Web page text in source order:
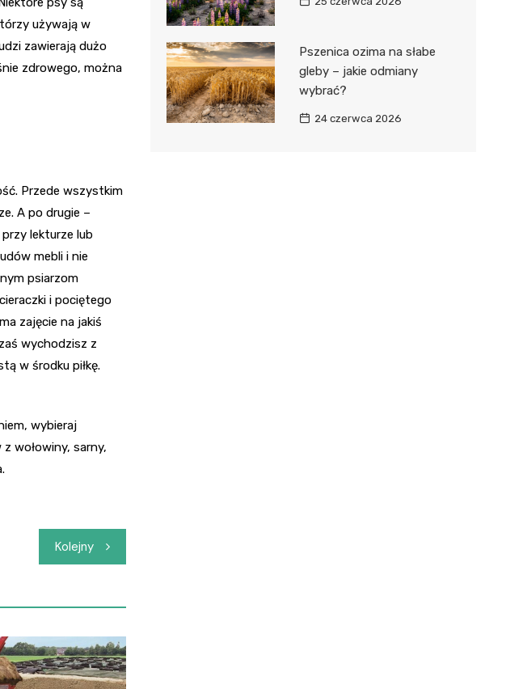
używają w
zawierają dużo
zdrowego, można
Przede wszystkim
A po drugie –
lekturze lub
mebli i nie
psiarzom
i pociętego
zajęcie na jakiś
wychodzisz z
w środku piłkę.
wybieraj
wołowiny, sarny,
Kolejny
Pszenica ozima na słabe
gleby – jakie odmiany
wybrać?
24 czerwca 2026